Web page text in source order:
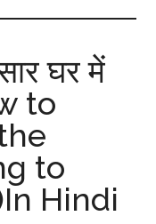
घर में
to
to
Hindi